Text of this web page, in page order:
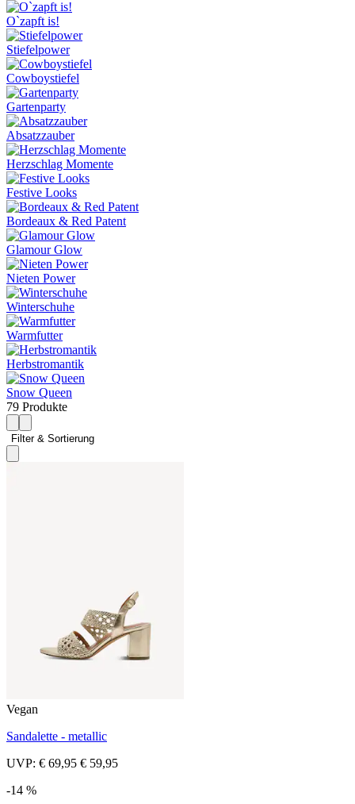
O`zapft is!
Stiefelpower
Cowboystiefel
Gartenparty
Absatzzauber
Herzschlag Momente
Festive Looks
Bordeaux & Red Patent
Glamour Glow
Nieten Power
Winterschuhe
Warmfutter
Herbstromantik
Snow Queen
79 Produkte
Vegan
Sandalette - metallic
UVP: € 69,95 € 59,95
-14 %